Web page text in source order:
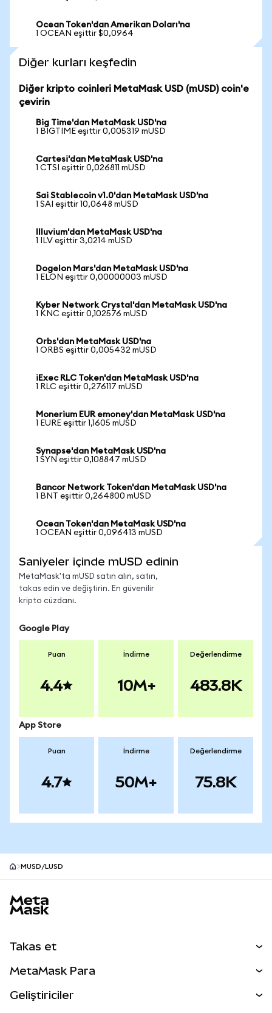
Ocean Token'dan Amerikan Doları'na
1 OCEAN eşittir $0,0964
Diğer kurları keşfedin
Diğer kripto coinleri MetaMask USD (mUSD) coin'e
çevirin
Big Time'dan MetaMask USD'na
1 BIGTIME eşittir 0,005319 mUSD
Cartesi'dan MetaMask USD'na
1 CTSI eşittir 0,026811 mUSD
Sai Stablecoin v1.0'dan MetaMask USD'na
1 SAI eşittir 10,0648 mUSD
Illuvium'dan MetaMask USD'na
1 ILV eşittir 3,0214 mUSD
Dogelon Mars'dan MetaMask USD'na
1 ELON eşittir 0,00000003 mUSD
Kyber Network Crystal'dan MetaMask USD'na
1 KNC eşittir 0,102576 mUSD
Orbs'dan MetaMask USD'na
1 ORBS eşittir 0,005432 mUSD
iExec RLC Token'dan MetaMask USD'na
1 RLC eşittir 0,276117 mUSD
Monerium EUR emoney'dan MetaMask USD'na
1 EURE eşittir 1,1605 mUSD
Synapse'dan MetaMask USD'na
1 SYN eşittir 0,108847 mUSD
Bancor Network Token'dan MetaMask USD'na
1 BNT eşittir 0,264800 mUSD
Ocean Token'dan MetaMask USD'na
1 OCEAN eşittir 0,096413 mUSD
Saniyeler içinde mUSD edinin
MetaMask'ta mUSD satın alın, satın,
takas edin ve değiştirin. En güvenilir
kripto cüzdanı.
Google Play
Puan
4.4
İndirme
10M+
Değerlendirme
483.8K
App Store
Puan
4.7
İndirme
50M+
Değerlendirme
75.8K
MUSD/LUSD
Takas et
Perps
MetaMask Para
Geliştiriciler